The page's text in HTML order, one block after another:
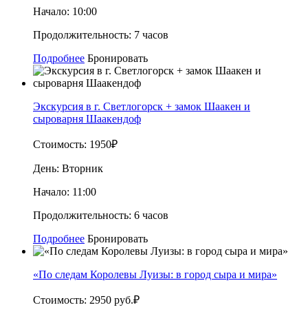
Начало: 10:00
Продолжительность: 7 часов
Подробнее Бронировать
Экскурсия в г. Светлогорск + замок Шаакен и
сыроварня Шаакендоф
Стоимость: 1950₽
День: Вторник
Начало: 11:00
Продолжительность: 6 часов
Подробнее Бронировать
«По следам Королевы Луизы: в город сыра и мира»
Стоимость: 2950 руб.₽